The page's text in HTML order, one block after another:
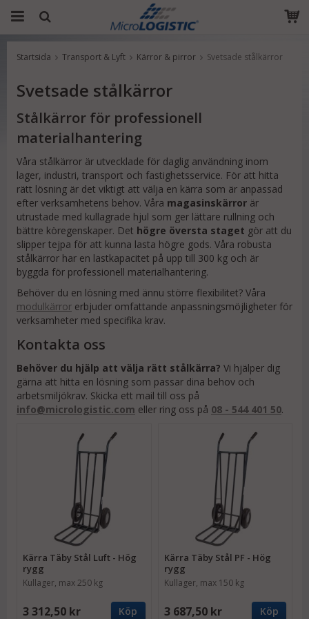
Produkten har blivit tillagd i varukorgen
Startsida Transport & Lyft Kärror & pirror Svetsade stålkärror
Svetsade stålkärror
Stålkärror för professionell
materialhantering
Våra stålkärror är utvecklade för daglig användning inom
lager, industri, transport och fastighetsservice. För att hitta
rätt lösning är det viktigt att välja en kärra som är anpassad
efter verksamhetens behov. Våra magasinskärror är
utrustade med kullagrade hjul som ger lättare rullning och
bättre köregenskaper. Det högre översta staget gör att du
slipper tejpa för att kunna lasta högre gods. Våra robusta
stålkärror har en lastkapacitet på upp till 300 kg och är
byggda för professionell materialhantering.
Behöver du en lösning med ännu större flexibilitet? Våra
modulkärror erbjuder omfattande anpassningsmöjligheter för
verksamheter med specifika krav.
Kontakta oss
Behöver du hjälp att välja rätt stålkärra? Vi hjälper dig
gärna att hitta en lösning som passar dina behov och
arbetsmiljökrav. Skicka ett mail till oss på
info@micrologistic.com eller ring oss på 08 - 544 401 50.
Kärra Täby Stål Luft - Hög
rygg
Kullager, max 250 kg
3 312,50 kr Köp
Kärra Täby Stål PF - Hög
rygg
Kullager, max 150 kg
3 687,50 kr Köp